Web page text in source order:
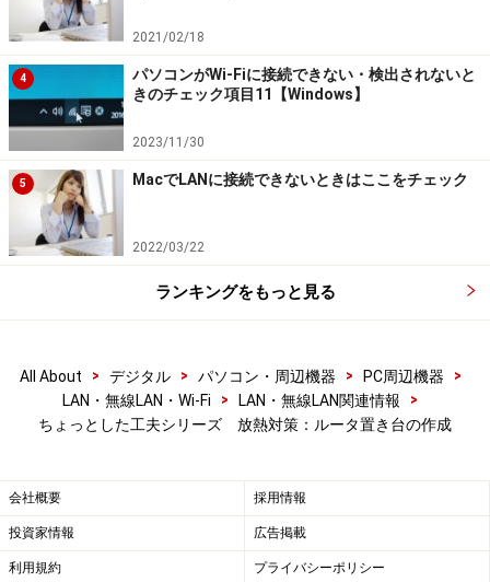
2021/02/18
4
パソコンがWi-Fiに接続できない・検出されないと
きのチェック項目11【Windows】
2023/11/30
5 MacでLANに接続できないときはここをチェック
2022/03/22
ランキングをもっと見る
All About > デジタル > パソコン・周辺機器 > PC周辺機器
>
LAN・無線LAN・Wi-Fi
> LAN・無線LAN関連情報
>
ちょっとした工夫シリーズ 放熱対策：ルータ置き台の作成
会社概要 採用情報
投資家情報 広告掲載
利用規約 プライバシーポリシー